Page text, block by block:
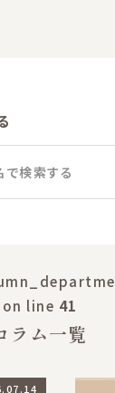
で検索する
on line 41
ラム一覧